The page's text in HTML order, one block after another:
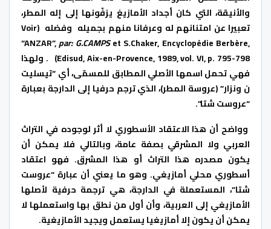
والأنيقة، التي كان أجداد الأمازيغ يزفّونها إلى إله المطر،
تعبيرا عن امتنانهم له وعرفانا منهم بجميله وفضله (Voir
“ANZAR”,par:G.CAMPSet S.Chaker, Encyclopédie Berbère,
Edisud, Aix-en-Provence, 1989, vol. VI, p. 795-798) . ولهذا
فهي تحمل اسمها الأصلي المطابق للمسمّى، أي “تيسليت
ن ونزار” (عروسة المطر)، الذي ترجم حرفيا إلى الدارجة بعبارة
“عروست شتا”.
وواضح أن هذا الاعتقاد الأسطوري لا أثر لوجوده في التراث
العربي ولا المشرقي بصفة عامة، وبالتالي فلا يمكن أن
يكون مصدره هذا التراث أو هذا المشرق. فهو اعتقاد
أسطوري محلي أمازيغي. وهو ما يعني أن عبارة “عروست
شتا”، المستعملة في الدارجة، هي ترجمة حرفية لأصلها
الأمازيغي إلى العربية، وأن أول من نطق بها واستعملها لا
يمكن أن يكون إلا أمازيغيا يستعمل ويجيد الأمازيغية.